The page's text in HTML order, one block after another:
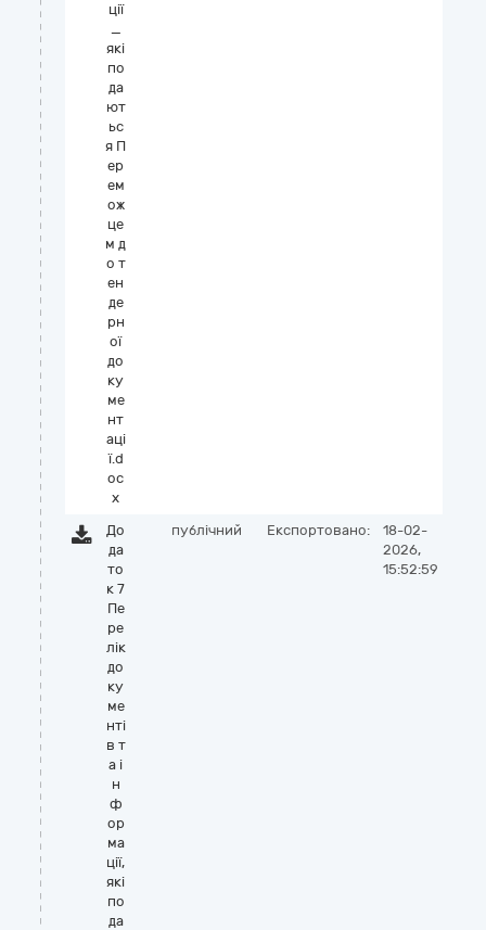
ції
_
які
по
да
ют
ьс
я П
ер
ем
ож
це
м д
о т
ен
де
рн
ої
до
ку
ме
нт
аці
ї.d
oc
x
До
да
то
к 7
Пе
ре
лік
до
ку
ме
нті
в т
а і
н
ф
ор
ма
ції,
які
по
да
публічний Експортовано:
18-02-
2026,
15:52:59